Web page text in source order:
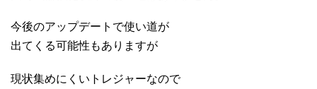
今後のアップデートで使い道が
出てくる可能性もありますが
現状集めにくいトレジャーなので